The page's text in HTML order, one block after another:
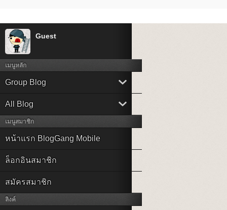
Guest
เมนูหลัก
Group Blog
All Blog
เมนูสมาชิก
หน้าแรก BlogGang Mobile
ล็อกอินสมาชิก
สมัครสมาชิก
ลิงค์